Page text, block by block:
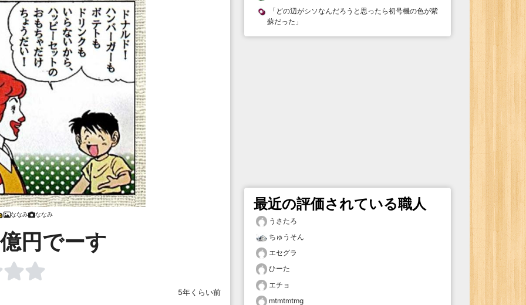
ななみ ななみ
円でーす
5年くらい前
「 どの辺がシソなんだろうと思ったら初号機の色が紫
蘇だった 」
最近の評価されている職人
うさたろ
ちゅうそん
エセグラ
ひーた
エチョ
mtmtmtmg